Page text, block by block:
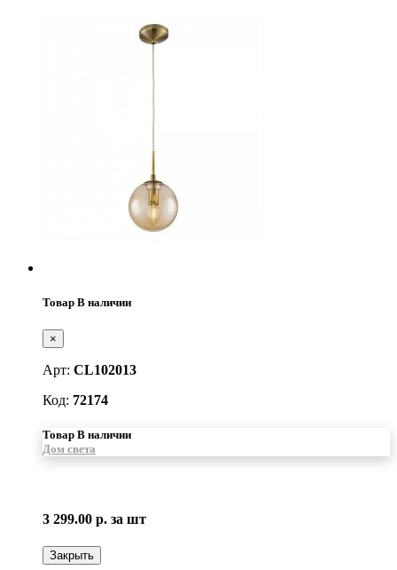
Товар В наличии
×
Арт: CL102013
Код: 72174
Товар В наличии
Дом света
3 299.00 р. за шт
Закрыть